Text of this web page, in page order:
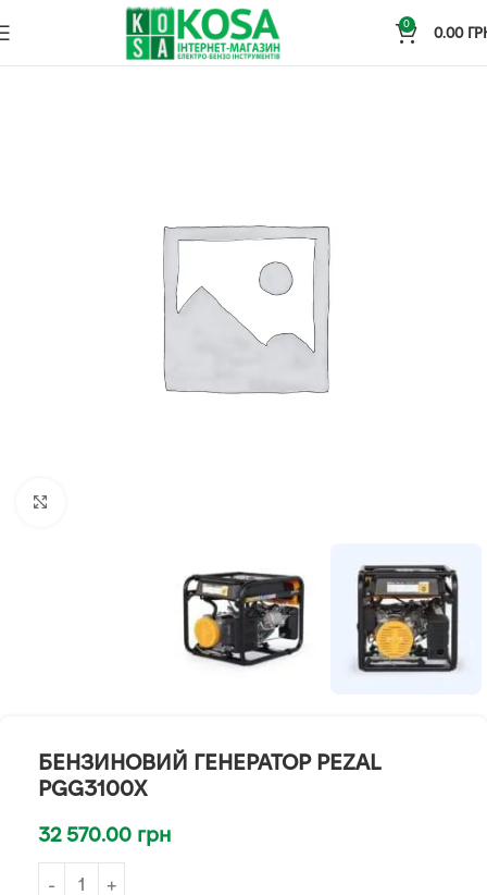
0
0.00
БЕНЗИНОВИЙ ГЕНЕРАТОР PEZAL
PGG3100X
32 570.00 грн